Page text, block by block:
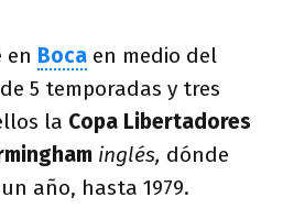
en Boca en medio del
5 temporadas y tres
la Copa Libertadores
inglés, dónde
año, hasta 1979.